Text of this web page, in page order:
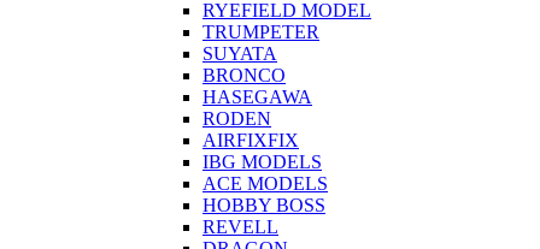
RYEFIELD MODEL
TRUMPETER
SUYATA
BRONCO
HASEGAWA
RODEN
AIRFIXFIX
IBG MODELS
ACE MODELS
HOBBY BOSS
REVELL